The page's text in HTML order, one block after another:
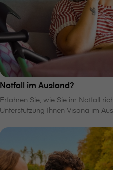
Notfall im Ausland?
Erfahren Sie, wie Sie im Notfall
Unterstützung Ihnen V⁠i⁠s⁠a⁠n⁠a im